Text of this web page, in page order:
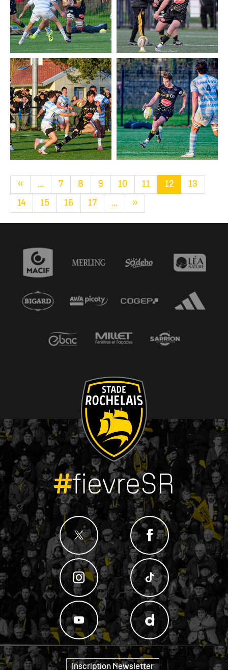
« ... 7 8 9 10 11 12 13
14 15 16 17 ... »
#fievreSR
Inscription Newsletter "